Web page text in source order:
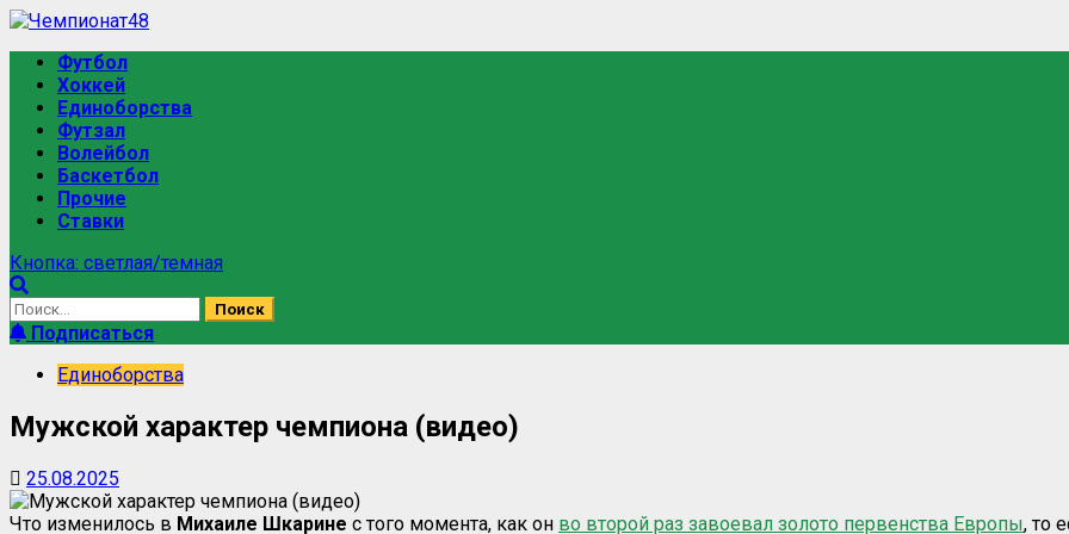
Футбол
Хоккей
Единоборства
Футзал
Волейбол
Баскетбол
Прочие
Ставки
Кнопка: светлая/темная
Подписаться
Единоборства
Мужской характер чемпиона (видео)
25.08.2025
Что изменилось в Михаиле Шкарине с того момента, как он во второй раз завоевал золото первенства Европы, то